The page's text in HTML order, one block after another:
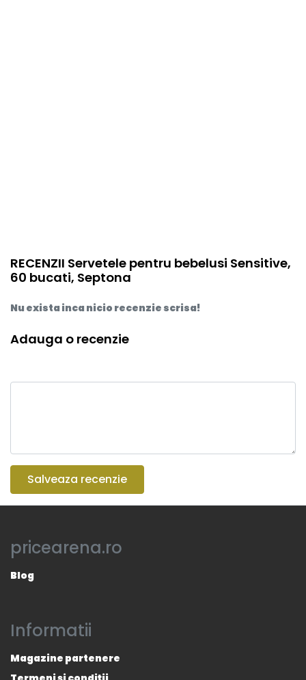
RECENZII Servetele pentru bebelusi Sensitive,
60 bucati, Septona
Nu exista inca nicio recenzie scrisa!
Adauga o recenzie
Salveaza recenzie
pricearena.ro
Blog
Informatii
Magazine partenere